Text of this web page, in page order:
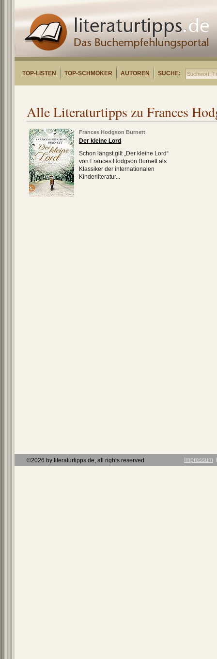
TOP-LISTEN TOP-SCHMÖKER AUTOREN SUCHE:
Alle Literaturtipps zu Frances
Frances Hodgson Burnett
Der kleine Lord
Schon längst gilt „Der kleine Lord“
von Frances Hodgson Burnett als
Klassiker der internationalen
Kinderliteratur...
©2026 by literaturtipps.de, all rights reserved Impressum